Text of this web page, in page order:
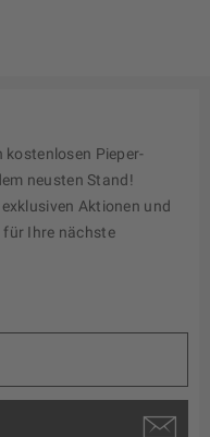
kostenlosen Pieper-
neusten Stand!
Aktionen und
für Ihre nächste